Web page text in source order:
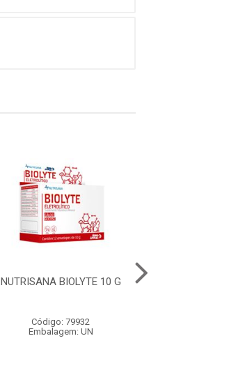
NUTRISANA BIOLYTE 10 G
Código: 79932
Embalagem: UN